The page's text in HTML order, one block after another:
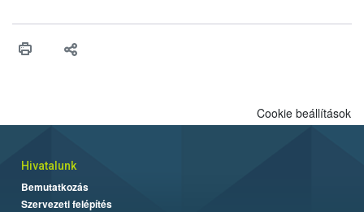
vonni az ebek viselkedésének megítélésében jártas szakértőt.
Cookie beállítások
Hivatalunk
Bemutatkozás
Szervezeti felépítés